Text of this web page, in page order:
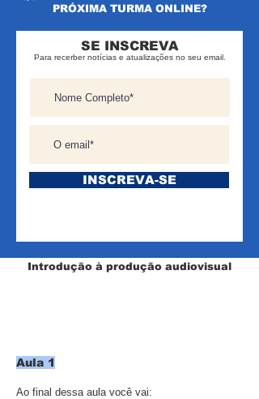
PRÓXIMA TURMA ONLINE?
SE INSCREVA
Para recerber notícias e atualizações no seu email.
INSCREVA-SE
Introdução à produção audiovisual
Aula 1
Ao final dessa aula você vai: